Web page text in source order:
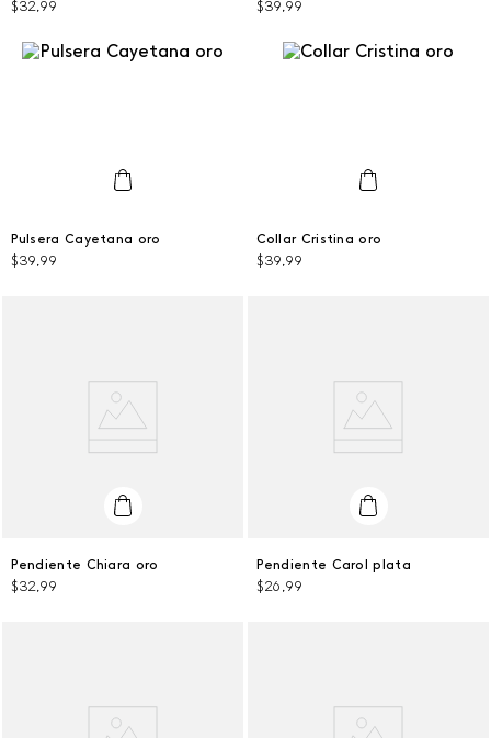
AGREGAR AL CARRITO
$32 99
AGREGAR AL CARRITO
$39 99
Talla Única
AGREGAR AL CARRITO
Pulsera Cayetana oro
$39,99
Talla Única
AGREGAR AL CARRITO
Collar Cristina oro
$39,99
Talla Única
AGREGAR AL CARRITO
Pendiente Chiara oro
$32,99
Talla Única
AGREGAR AL CARRITO
Pendiente Carol plata
$26 ,99